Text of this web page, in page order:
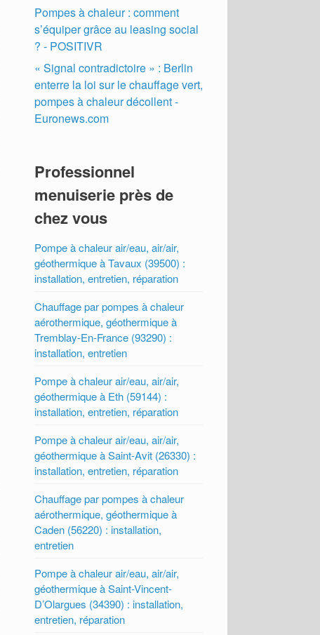
Pompes à chaleur : comment
s’équiper grâce au leasing social
? - POSITIVR
« Signal contradictoire » : Berlin
enterre la loi sur le chauffage vert,
pompes à chaleur décollent -
Euronews.com
Professionnel
menuiserie près de
chez vous
Pompe à chaleur air/eau, air/air,
géothermique à Tavaux (39500) :
installation, entretien, réparation
Chauffage par pompes à chaleur
aérothermique, géothermique à
Tremblay-En-France (93290) :
installation, entretien
Pompe à chaleur air/eau, air/air,
géothermique à Eth (59144) :
installation, entretien, réparation
Pompe à chaleur air/eau, air/air,
géothermique à Saint-Avit (26330) :
installation, entretien, réparation
Chauffage par pompes à chaleur
aérothermique, géothermique à
Caden (56220) : installation,
entretien
Pompe à chaleur air/eau, air/air,
géothermique à Saint-Vincent-
D’Olargues (34390) : installation,
entretien, réparation